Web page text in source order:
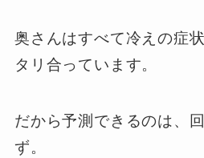
奥さんはすべて冷えの症
タリ合っています。
だから予測できるのは、
ず。